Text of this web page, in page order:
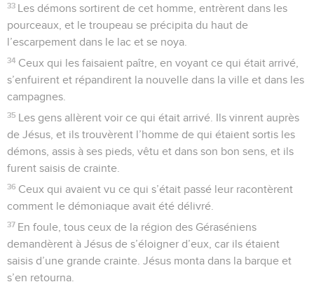
33 Les démons sortirent de cet homme, entrèrent dans les
pourceaux, et le troupeau se précipita du haut de
l’escarpement dans le lac et se noya.
34 Ceux qui les faisaient paître, en voyant ce qui était arrivé,
s’enfuirent et répandirent la nouvelle dans la ville et dans les
campagnes.
35 Les gens allèrent voir ce qui était arrivé. Ils vinrent auprès
de Jésus, et ils trouvèrent l’homme de qui étaient sortis les
démons, assis à ses pieds, vêtu et dans son bon sens, et ils
furent saisis de crainte.
36 Ceux qui avaient vu ce qui s’était passé leur racontèrent
comment le démoniaque avait été délivré.
37 En foule, tous ceux de la région des Géraséniens
demandèrent à Jésus de s’éloigner d’eux, car ils étaient
saisis d’une grande crainte. Jésus monta dans la barque et
s’en retourna.